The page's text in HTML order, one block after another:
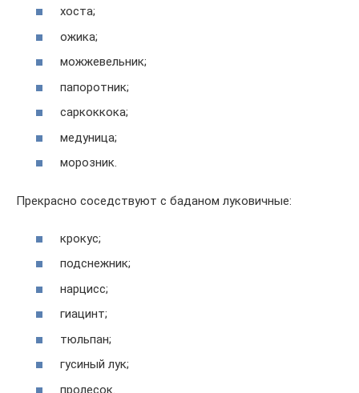
хоста;
ожика;
можжевельник;
папоротник;
саркоккока;
медуница;
морозник.
Прекрасно соседствуют с баданом луковичные:
крокус;
подснежник;
нарцисс;
гиацинт;
тюльпан;
гусиный лук;
пролесок.